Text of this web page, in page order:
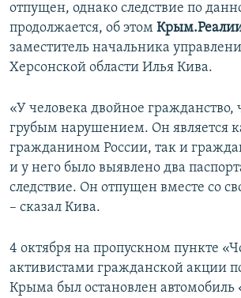
отпущен, однако следствие по
продолжается, об этом
заместитель начальника
Херсонской области Илья Кива.
«У человека двойное гражданство,
грубым нарушением. Он является
гражданином России, так и
и у него было выявлено два
следствие. Он отпущен вместе со
– сказал Кива.
4 октября на пропускном пункте
активистами гражданской акции
Крыма был остановлен автомобиль